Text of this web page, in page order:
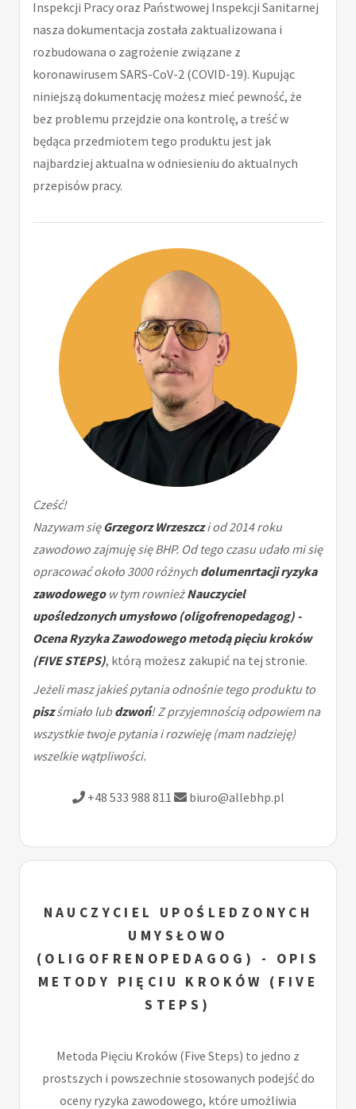
Inspekcji Pracy oraz Państwowej Inspekcji Sanitarnej
nasza dokumentacja została zaktualizowana i
rozbudowana o zagrożenie związane z
koronawirusem SARS-CoV-2 (COVID-19). Kupując
niniejszą dokumentację możesz mieć pewność, że
bez problemu przejdzie ona kontrolę, a treść w
będąca przedmiotem tego produktu jest jak
najbardziej aktualna w odniesieniu do aktualnych
przepisów pracy.
Cześć!
Nazywam sięGrzegorz Wrzeszczi od 2014 roku
zawodowo zajmuję się BHP. Od tego czasu udało mi się
opracować około 3000 różnych dolumenrtacji ryzyka
zawodowegow tym rownieżNauczyciel
upośledzonych umysłowo (oligofrenopedagog) -
Ocena Ryzyka Zawodowego metodą pięciu kroków
(FIVE STEPS), którą możesz zakupić na tej stronie.
Jeżeli masz jakieś pytania odnośnie tego produktu to
piszśmiało lubdzwoń! Z przyjemnością odpowiem na
wszystkie twoje pytania i rozwieję (mam nadzieję)
wszelkie wątpliwości.
+48 533 988 811 biuro@allebhp.pl
NAUCZYCIEL UPOŚLEDZONYCH
UMYSŁOWO
(OLIGOFRENOPEDAGOG) - OPIS
METODY PIĘCIU KROKÓW (FIVE
STEPS)
Metoda Pięciu Kroków (Five Steps) to jedno z
prostszych i powszechnie stosowanych podejść do
oceny ryzyka zawodowego, które umożliwia